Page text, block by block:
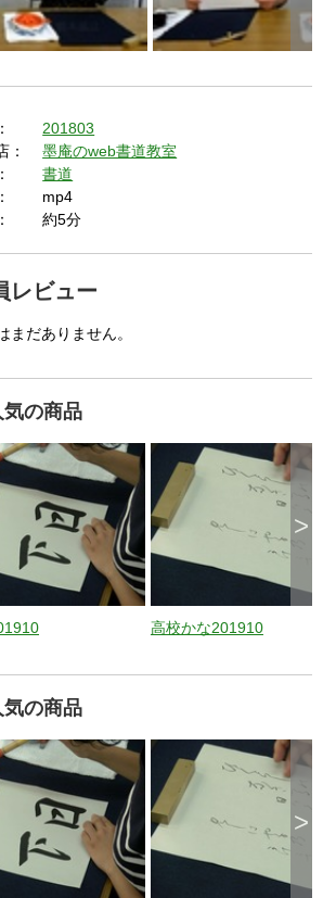
201803
：
墨庵のweb書道教室
書道
mp4
約5分
レビュー
まだありません。
の商品
高校かな201910
>
の商品
>